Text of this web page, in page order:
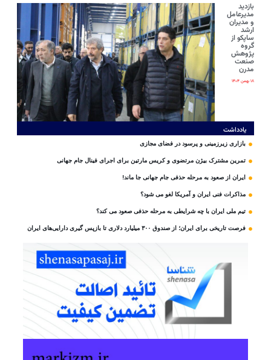
بازدید
مدیرعامل
و مدیران
ارشد
ساپکو از
گروه
پژوهش
صنعت
مدرن
۱۸ بهمن ۱۴۰۴
یادداشت
بازاری زیرزمینی و پرسود در فضای مجازی
تمرین مشترک بیژن مرتضوی و کریس مارتین برای اجرای فینال جام جهانی
ایران از صعود به مرحله حذفی جام جهانی جا ماند!
مذاکرات فنی ایران و آمریکا لغو می شود؟
تیم ملی ایران با چه شرایطی به مرحله حذفی صعود می کند؟
فرصت تاریخی برای ایران؛ از صندوق ۳۰۰ میلیارد دلاری تا بازپس گیری دارایی‌های ایران